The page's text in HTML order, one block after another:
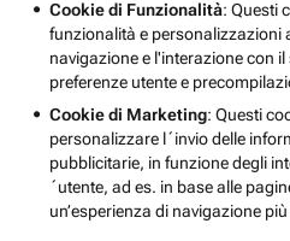
Cookie di Funzionalità: Questi
funzionalità e personalizzazioni
navigazione e l'interazione con
preferenze utente e
Cookie di Marketing: Questi
personalizzare l´invio delle
pubblicitarie, in funzione degli
´utente, ad es. in base alle
un’esperienza di navigazione